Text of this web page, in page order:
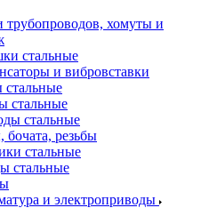
трубопроводов, хомуты и
стальные
и вибровставки
стальные
стальные
бочата, резьбы
стальные
стальные
и электроприводы